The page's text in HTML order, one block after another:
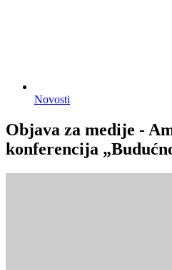
Novosti
Objava za medije -
konferencija